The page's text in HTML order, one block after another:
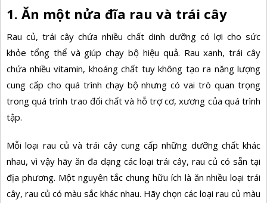
1. Ăn một nửa đĩa rau và trái cây
Rau củ, trái cây chứa nhiều chất dinh dưỡng có lợi cho sức
khỏe tổng thể và giúp chạy bộ hiệu quả. Rau xanh, trái cây
chứa nhiều vitamin, khoáng chất tuy không tạo ra năng lượng
cung cấp cho quá trình chạy bộ nhưng có vai trò quan trọng
trong quá trình trao đổi chất và hỗ trợ cơ, xương của quá trình
tập.
Mỗi loại rau củ và trái cây cung cấp những dưỡng chất khác
nhau, vì vậy hãy ăn đa dạng các loại trái cây, rau củ có sẵn tại
địa phương. Một nguyên tắc chung hữu ích là ăn nhiều loại trái
cây, rau củ có màu sắc khác nhau. Hãy chọn các loại rau củ màu